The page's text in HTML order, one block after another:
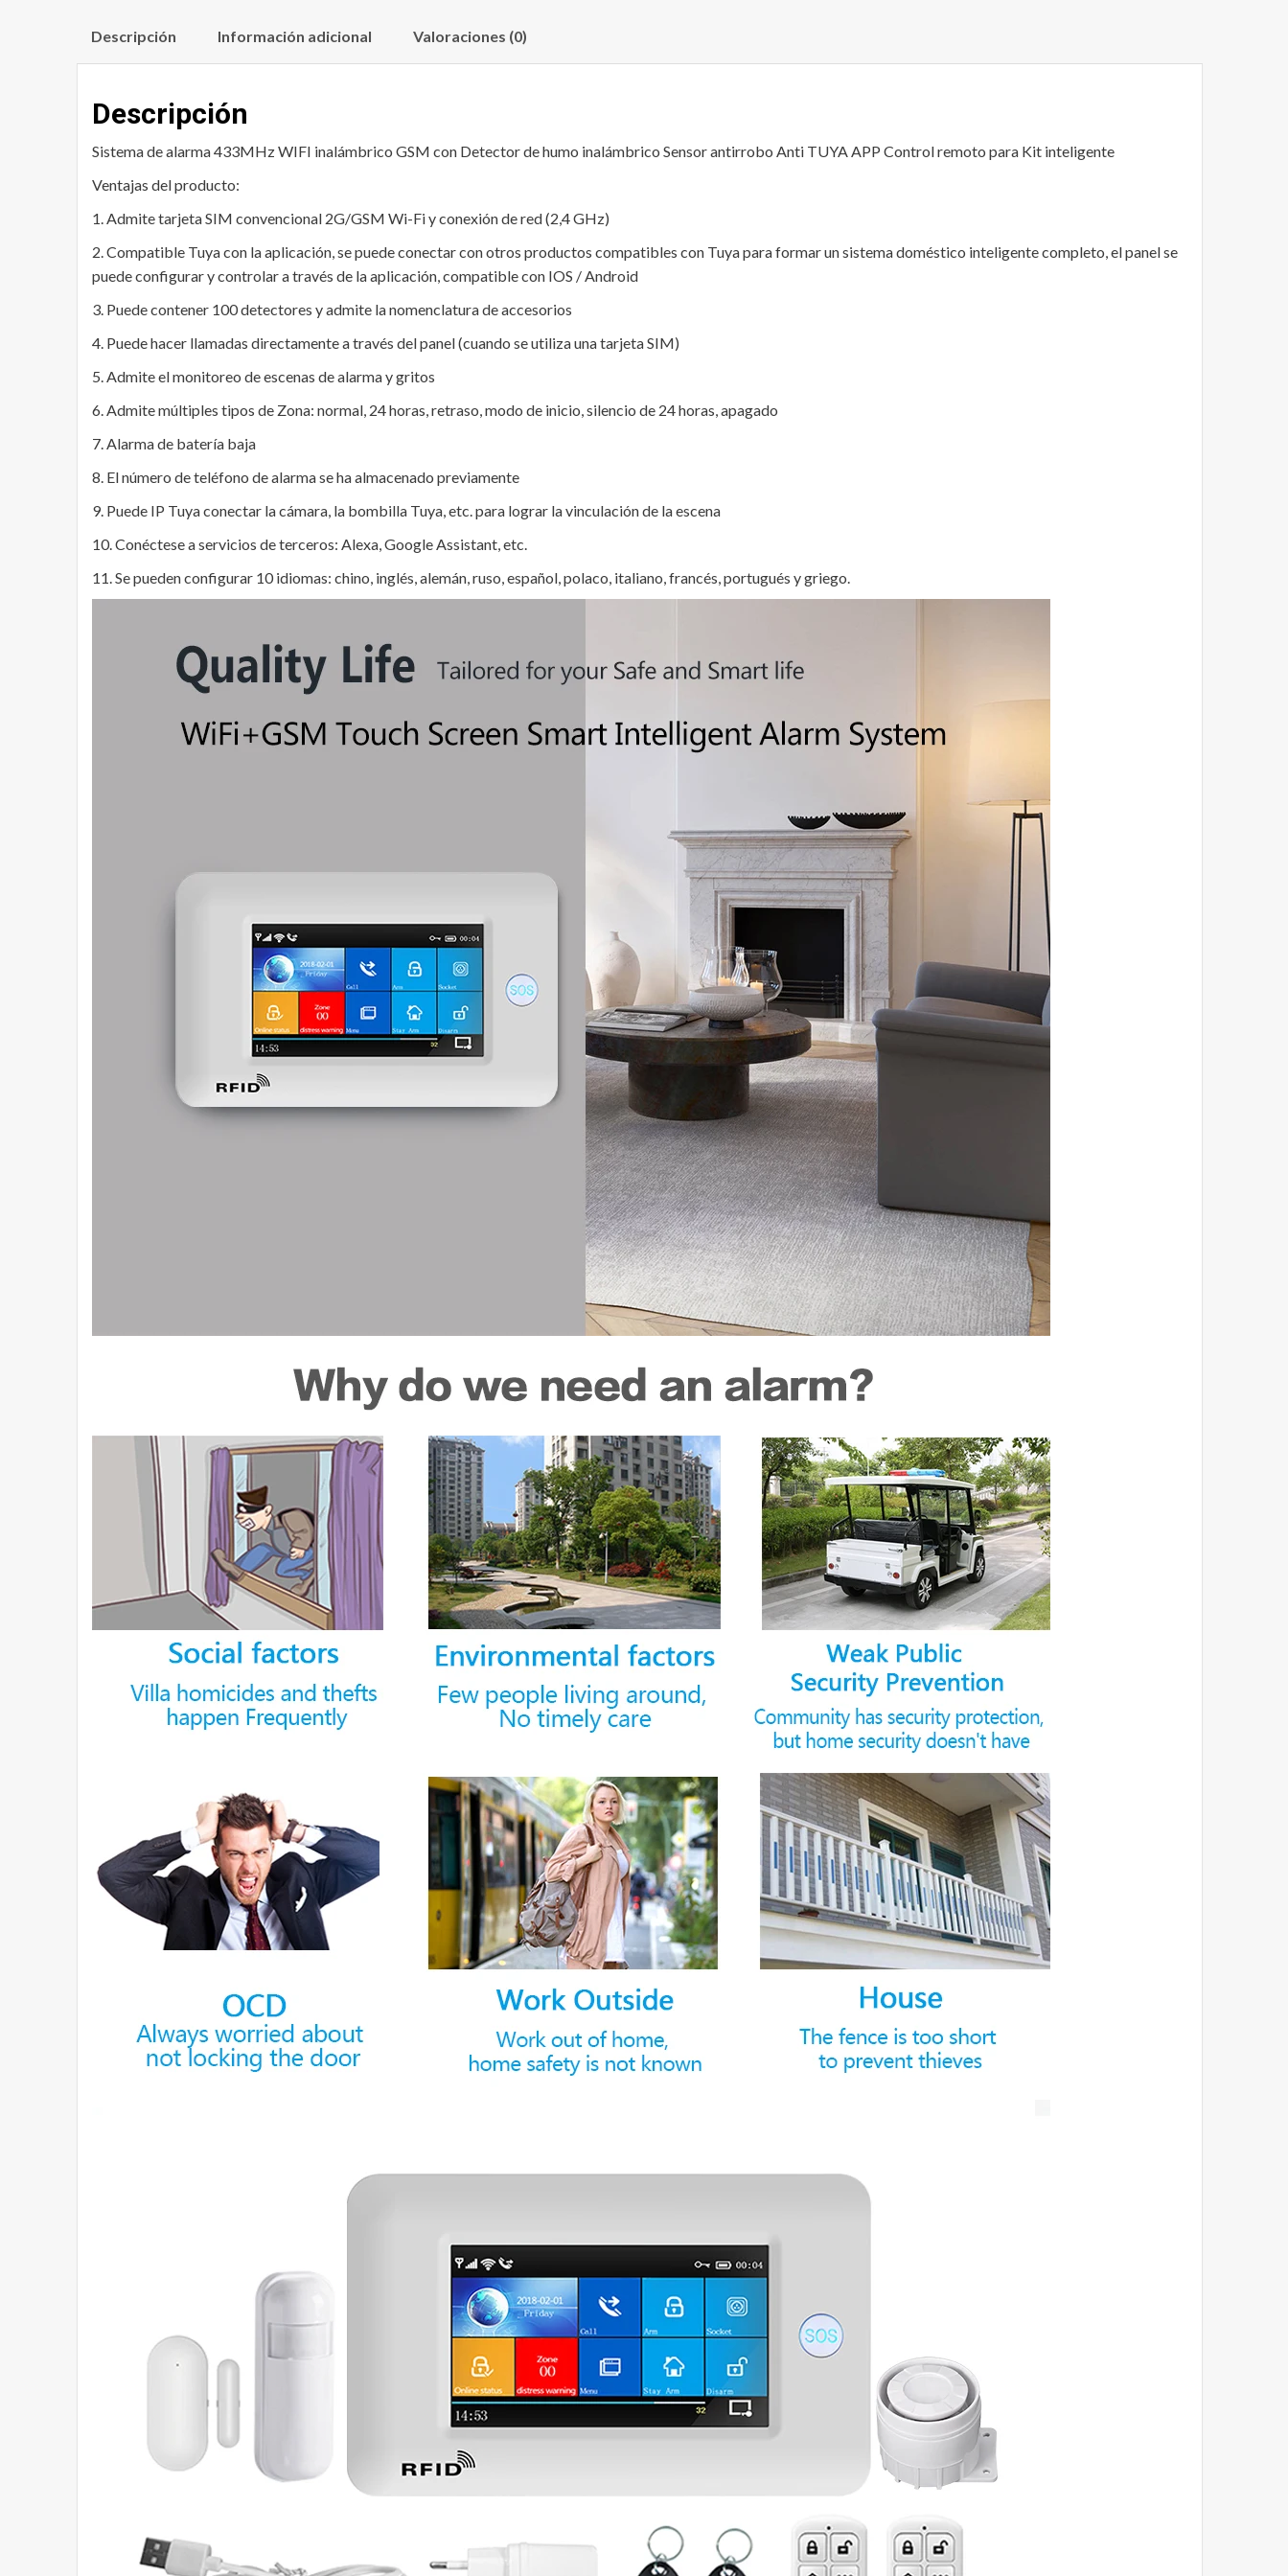
Descripción Información adicional Valoraciones (0)
Descripción
Sistema de alarma 433MHz WIFI inalámbrico GSM con Detector de humo inalámbrico Sensor antirrobo Anti TUYA APP Control remoto para Kit inteligente
Ventajas del producto:
1. Admite tarjeta SIM convencional 2G/GSM Wi-Fi y conexión de red (2,4 GHz)
2. Compatible Tuya con la aplicación, se puede conectar con otros productos compatibles con Tuya para formar un sistema doméstico inteligente completo, el panel se
puede configurar y controlar a través de la aplicación, compatible con IOS / Android
3. Puede contener 100 detectores y admite la nomenclatura de accesorios
4. Puede hacer llamadas directamente a través del panel (cuando se utiliza una tarjeta SIM)
5. Admite el monitoreo de escenas de alarma y gritos
6. Admite múltiples tipos de Zona: normal, 24 horas, retraso, modo de inicio, silencio de 24 horas, apagado
7. Alarma de batería baja
8. El número de teléfono de alarma se ha almacenado previamente
9. Puede IP Tuya conectar la cámara, la bombilla Tuya, etc. para lograr la vinculación de la escena
10. Conéctese a servicios de terceros: Alexa, Google Assistant, etc.
11. Se pueden configurar 10 idiomas: chino, inglés, alemán, ruso, español, polaco, italiano, francés, portugués y griego.